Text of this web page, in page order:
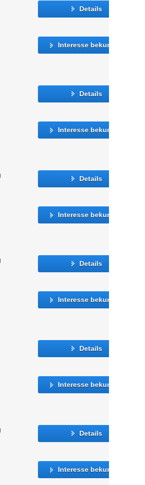
Details
Interesse bekunden
Details
Interesse bekunden
Details
Interesse bekunden
Details
Interesse bekunden
Details
Interesse bekunden
Details
Interesse bekunden